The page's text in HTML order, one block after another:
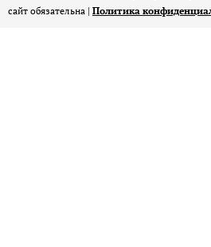
сайт обязательна | Политика